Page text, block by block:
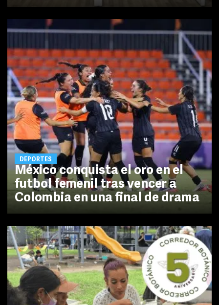
DEPORTES
México conquista el oro en el
futbol femenil tras vencer a
Colombia en una final de drama